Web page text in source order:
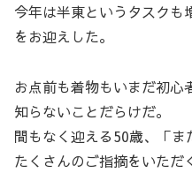
今年は半東というタスクも
をお迎えした。
お点前も着物もいまだ初心
知らないことだらけだ。
間もなく迎える50歳、「
たくさんのご指摘をいただ